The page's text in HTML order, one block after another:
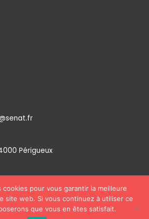
Périgueux​
2026Marie Claude Varaillas
cookies pour vous garantir la meilleure
site web. Si vous continuez à utiliser ce
que vous en êtes satisfait.